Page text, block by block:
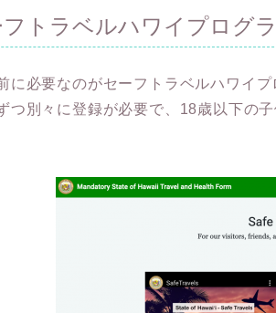
フトラベルハワイプログ
に必要なのがセーフトラベルハワイ
つ別々に登録が必要で、18歳以下の